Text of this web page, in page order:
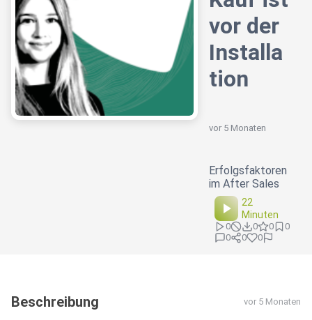
vor der
Installa
tion
vor 5 Monaten
Erfolgsfaktoren
im After Sales
22
Minuten
0 0 0
0
0
0 0
Beschreibung vor 5 Monaten